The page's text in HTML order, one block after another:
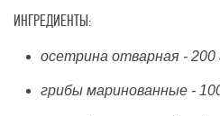
ИНГРЕДИЕНТЫ:
осетрина отварная - 200
грибы маринованные -